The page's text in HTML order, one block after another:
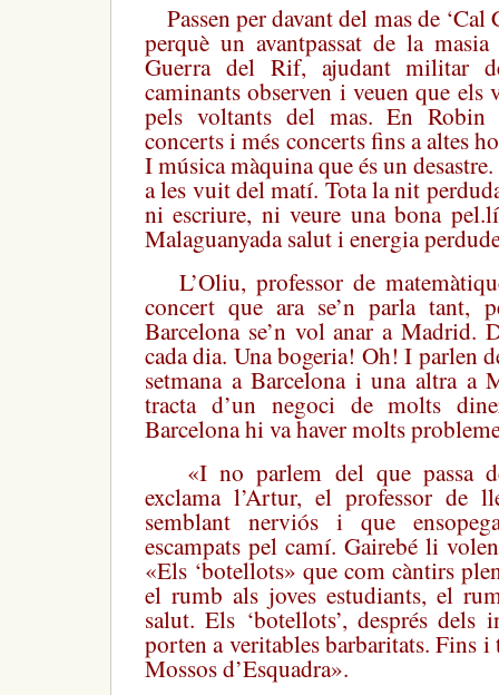
Passen per davant del mas de
perquè un avantpassat de la
Guerra del Rif, ajudant militar
caminants observen i veuen que els
pels voltants del mas. En
concerts i més concerts fins a altes
I música màquina que és un
a les vuit del matí. Tota la nit
ni escriure, ni veure una bona
Malaguanyada salut i energia
L’Oliu, professor de
concert que ara se’n parla tant,
Barcelona se’n vol anar a Madrid.
cada dia. Una bogeria! Oh! I parlen
setmana a Barcelona i una altra a
tracta d’un negoci de molts
Barcelona hi va haver molts
«I no parlem del que passa
exclama l’Artur, el professor de
semblant nerviós i que
escampats pel camí. Gairebé li
«Els ‘botellots» que com càntirs
el rumb als joves estudiants, el
salut. Els ‘botellots’, després dels
porten a veritables barbaritats. Fins
Mossos d’Esquadra».